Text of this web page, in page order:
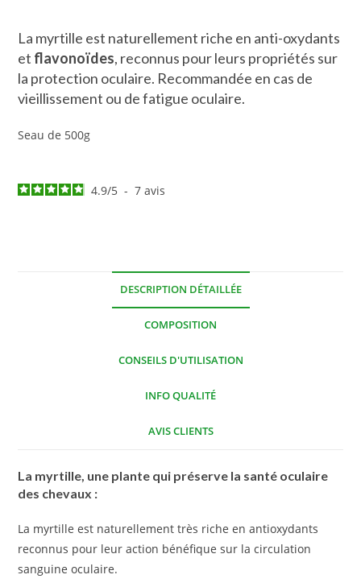
La myrtille est naturellement riche en anti-oxydants
et flavonoïdes, reconnus pour leurs propriétés sur
la protection oculaire. Recommandée en cas de
vieillissement ou de fatigue oculaire.
Seau de 500g
4.9/5 - 7avis
DESCRIPTION DÉTAILLÉE
COMPOSITION
CONSEILS D'UTILISATION
INFO QUALITÉ
AVIS CLIENTS
La myrtille, une plante qui préserve la santé oculaire
des chevaux :
La myrtille est naturellement très riche en antioxydants
reconnus pour leur action bénéfique sur la circulation
sanguine oculaire.